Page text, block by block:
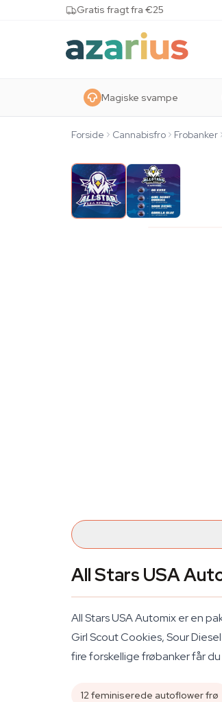
Skip to content Gratis fragt fra €25
Magiske svampe
Forside Cannabisfro Frobanker
All Stars USA
All Stars USA Automix er en
Girl Scout Cookies, Sour
fire forskellige frøbanker får
12 feminiserede autoflower frø